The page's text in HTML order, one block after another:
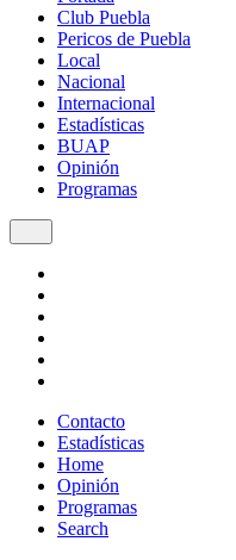
Club Puebla
Pericos de Puebla
Local
Nacional
Internacional
Estadísticas
BUAP
Opinión
Programas
Contacto
Estadísticas
Home
Opinión
Programas
Search